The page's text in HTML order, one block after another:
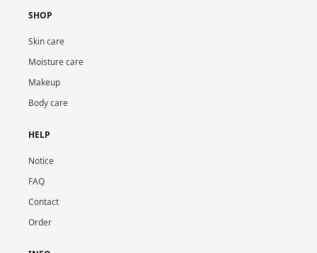
SHOP
Skin care
Moisture care
Makeup
Body care
HELP
Notice
FAQ
Contact
Order